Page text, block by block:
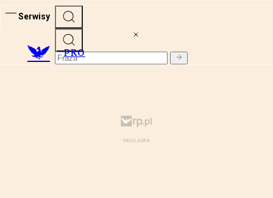
Serwisy
PRO